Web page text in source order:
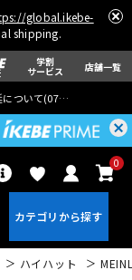
global.ikebe-
shipping.
学割
サービス 店舗一覧
について(07月29日
0
ハイハット